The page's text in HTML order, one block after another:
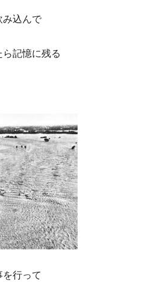
み込んで
記憶に残る
行って